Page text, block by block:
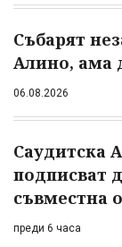
Събарят
Алино, ама
06.08.2026
Саудитска
подписват
съвместна
преди 6 часа